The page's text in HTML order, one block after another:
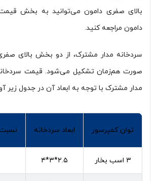
بالای صفری دامون می‌توانید به بخش
دامون مراجعه کنید.
سردخانه مدار مشترک، از دو بخش بالای
صورت هم‌زمان تشکیل می‌شود. قیمت
مدار مشترک با توجه به ابعاد آن در جدول زیر
توان کمپرسور ابعاد سردخانه
۳ اسب بخار ۴*۳*۲.۵